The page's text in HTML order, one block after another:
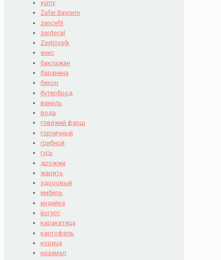
yumy
Zafer Bayramı
zencefil
zerdeçal
Zeytinyağı
анис
баклажан
баранина
бекон
бутерброд
ваниль
вода
говяжий фарш
горчичный
грибной
гусь
дрожжи
жарить
здоровый
имбирь
индейка
йогурт
каракатица
картофель
корица
крахмал